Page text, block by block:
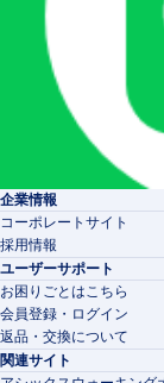
企業情報
コーポレートサイト
採用情報
ユーザーサポート
お困りごとはこちら
会員登録・ログイン
返品・交換について
関連サイト